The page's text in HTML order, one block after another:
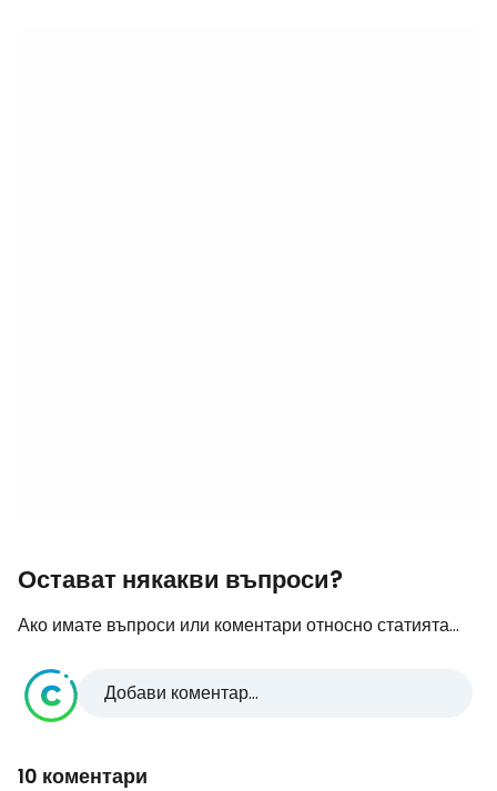
Остават някакви въпроси?
Ако имате въпроси или коментари относно статията...
Добави коментар...
10 коментари